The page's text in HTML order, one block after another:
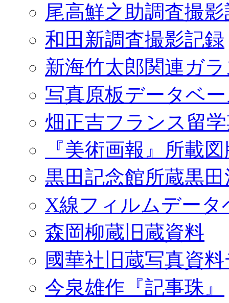
尾高鮮之助調査撮
和田新調査撮影記録
新海竹太郎関連ガ
写真原板データベ
畑正吉フランス留
『美術画報』所載
黒田記念館所蔵黒
X線フィルムデータ
森岡柳蔵旧蔵資料
國華社旧蔵写真資
今泉雄作『記事珠』